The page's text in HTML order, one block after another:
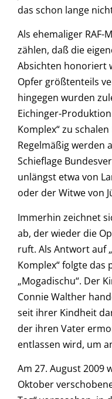
das schon lange
Als ehemaliger
zählen, daß die
Absichten honoriert
Opfer größtenteils
hingegen wurden
Eichinger-
Komplex“ zu
Regelmäßig werden
Schieflage
unlängst etwa von
oder der Witwe von
Immerhin zeichnet
ab, der wieder die
ruft. Als Antwort auf
Komplex“ folgte das
„Mogadischu“. Der
Connie Walther
seit ihrer Kindheit
der ihren Vater
entlassen wird, um
Am 27. August 2009
Oktober